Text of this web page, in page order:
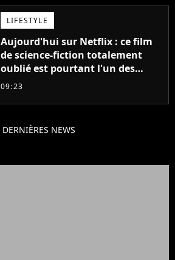
LIFESTYLE
Aujourd'hui sur Netflix : ce film
de science-fiction totalement
oublié est pourtant l'un des
meilleurs des années 2010
09:23
DERNIÈRES NEWS